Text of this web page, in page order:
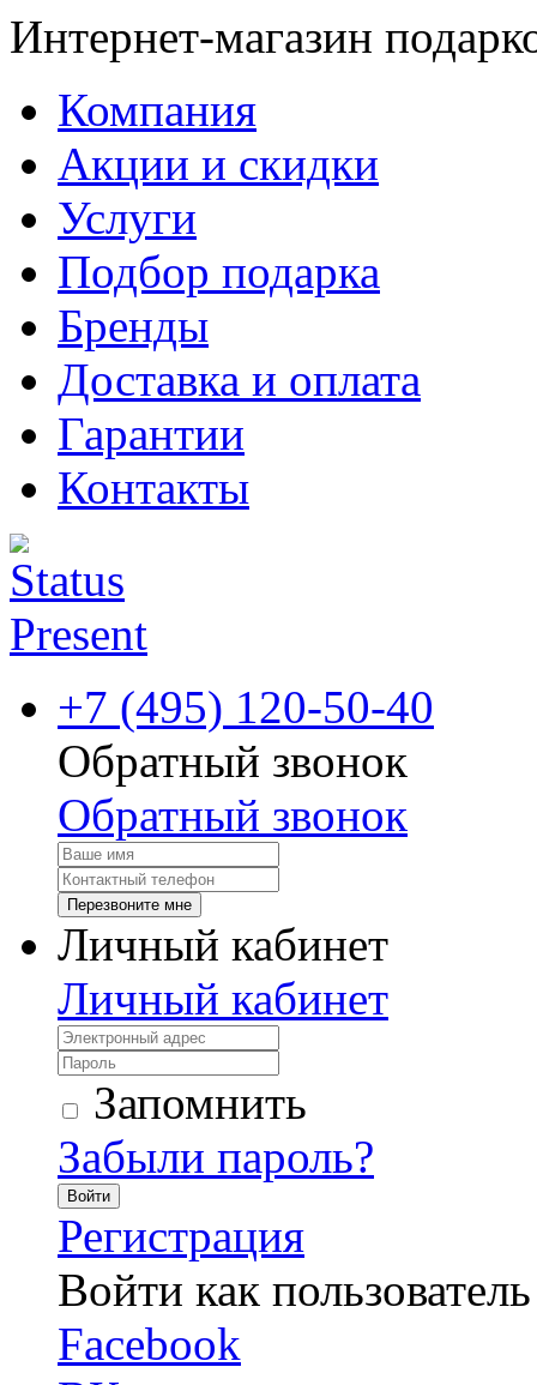
Интернет-магазин
Компания
Акции и скидки
Услуги
Подбор подарка
Бренды
Доставка и оплата
Гарантии
Контакты
+7 (495) 120-50-40
Обратный звонок
Обратный звонок
Перезвоните мне
Личный кабинет
Личный кабинет
Запомнить
Забыли пароль?
Войти
Регистрация
Войти как пользователь
Facebook